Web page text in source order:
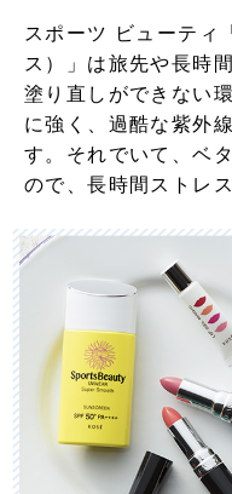
スポーツ ビューティ
ス）」は旅先や長時
塗り直しができない
に強く、過酷な紫外
す。それでいて、ベ
ので、長時間ストレ